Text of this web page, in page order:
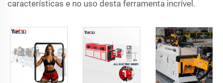
características e no uso desta ferramenta incrível.